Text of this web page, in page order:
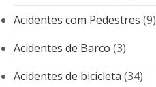
Acidentes com Pedestres (9)
Acidentes de Barco (3)
Acidentes de bicicleta (34)